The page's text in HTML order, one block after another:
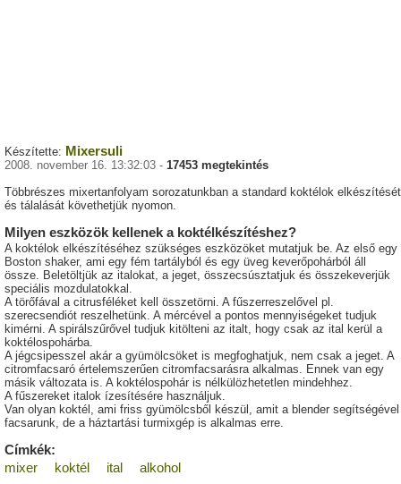
Készítette: Mixersuli
2008. november 16. 13:32:03 - 17453 megtekintés
Többrészes mixertanfolyam sorozatunkban a standard koktélok elkészítését
és tálalását követhetjük nyomon.
Milyen eszközök kellenek a koktélkészítéshez?
A koktélok elkészítéséhez szükséges eszközöket mutatjuk be. Az első egy
Boston shaker, ami egy fém tartályból és egy üveg keverőpohárból áll
össze. Beletöltjük az italokat, a jeget, összecsúsztatjuk és összekeverjük
speciális mozdulatokkal.
A törőfával a citrusféléket kell összetörni. A fűszerreszelővel pl.
szerecsendiót reszelhetünk. A mércével a pontos mennyiségeket tudjuk
kimérni. A spirálszűrővel tudjuk kitölteni az italt, hogy csak az ital kerül a
koktélospohárba.
A jégcsipesszel akár a gyümölcsöket is megfoghatjuk, nem csak a jeget. A
citromfacsaró értelemszerűen citromfacsarásra alkalmas. Ennek van egy
másik változata is. A koktélospohár is nélkülözhetetlen mindehhez.
A fűszereket italok ízesítésére használjuk.
Van olyan koktél, ami friss gyümölcsből készül, amit a blender segítségével
facsarunk, de a háztartási turmixgép is alkalmas erre.
Címkék:
mixer
koktél ital alkohol